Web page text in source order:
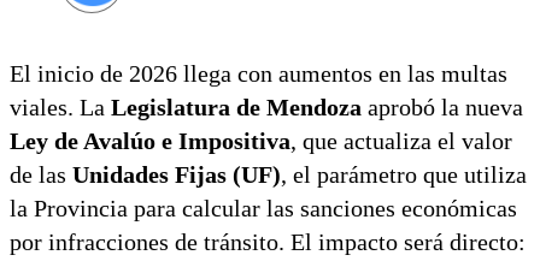
El inicio de 2026 llega con aumentos en las multas
viales. La Legislatura de Mendoza aprobó la nueva
Ley de Avalúo e Impositiva, que actualiza el valor
de las Unidades Fijas (UF), el parámetro que utiliza
la Provincia para calcular las sanciones económicas
por infracciones de tránsito. El impacto será directo: